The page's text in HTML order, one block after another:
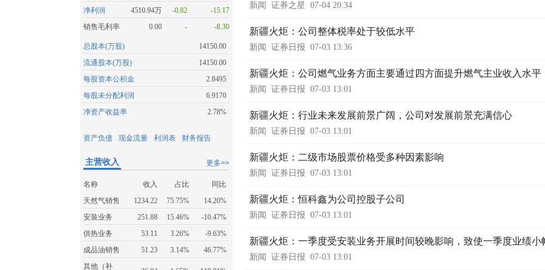
净利润
4510.94万 -0.82
-15.17
销售毛利率
0.00 - -8.30
总股本(万股)
14150.00
流通股本(万股)
14150.00
每股资本公积金
2.8495
每股未分配利润
6.9170
净资产收益率
2.78%
资产负债 现金流量 利润表 财务报告
更多>>
主营收入
名称 收入 占比
同比
天然气销售
1234.22 75.75%
14.20%
安装业务
251.88 15.46%
-10.47%
供热业务
53.11 3.26%
-9.63%
成品油销售
51.23 3.14%
46.77%
其他（补
新闻 证券之星 07-04 20:34
新疆火炬：公司整体税率处于较低水平
新闻 证券日报 07-03 13:36
新疆火炬：公司燃气业务方面主要通过四方面提升燃气主业收入水平
新闻 证券日报 07-03 13:01
新疆火炬：行业未来发展前景广阔，公司对发展前景充满信心
新闻 证券日报 07-03 13:01
新疆火炬：二级市场股票价格受多种因素影响
新闻 证券日报 07-03 13:01
新疆火炬：恒科鑫为公司控股子公司
新闻 证券日报 07-03 13:01
新疆火炬：一季度受安装业务开展时间较晚影响，致使一季度业绩小
新闻 证券日报 07-03 13:01